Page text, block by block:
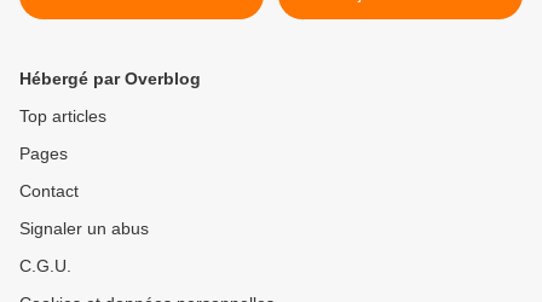
Hébergé par Overblog
Top articles
Pages
Contact
Signaler un abus
C.G.U.